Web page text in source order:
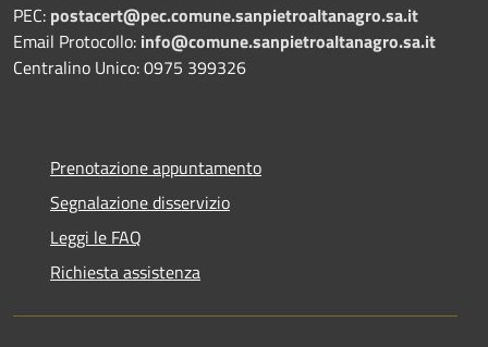
PEC: postacert@pec.comune.sanpietroaltanagro.sa.it
Email Protocollo: info@comune.sanpietroaltanagro.sa.it
Centralino Unico: 0975 399326
Prenotazione appuntamento
Segnalazione disservizio
Leggi le FAQ
Richiesta assistenza